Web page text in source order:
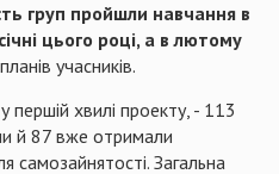
груп пройшли навчання в
цього році, а в лютому
учасників.
першій хвилі проекту, - 113
й 87 вже отримали
самозайнятості. Загальна